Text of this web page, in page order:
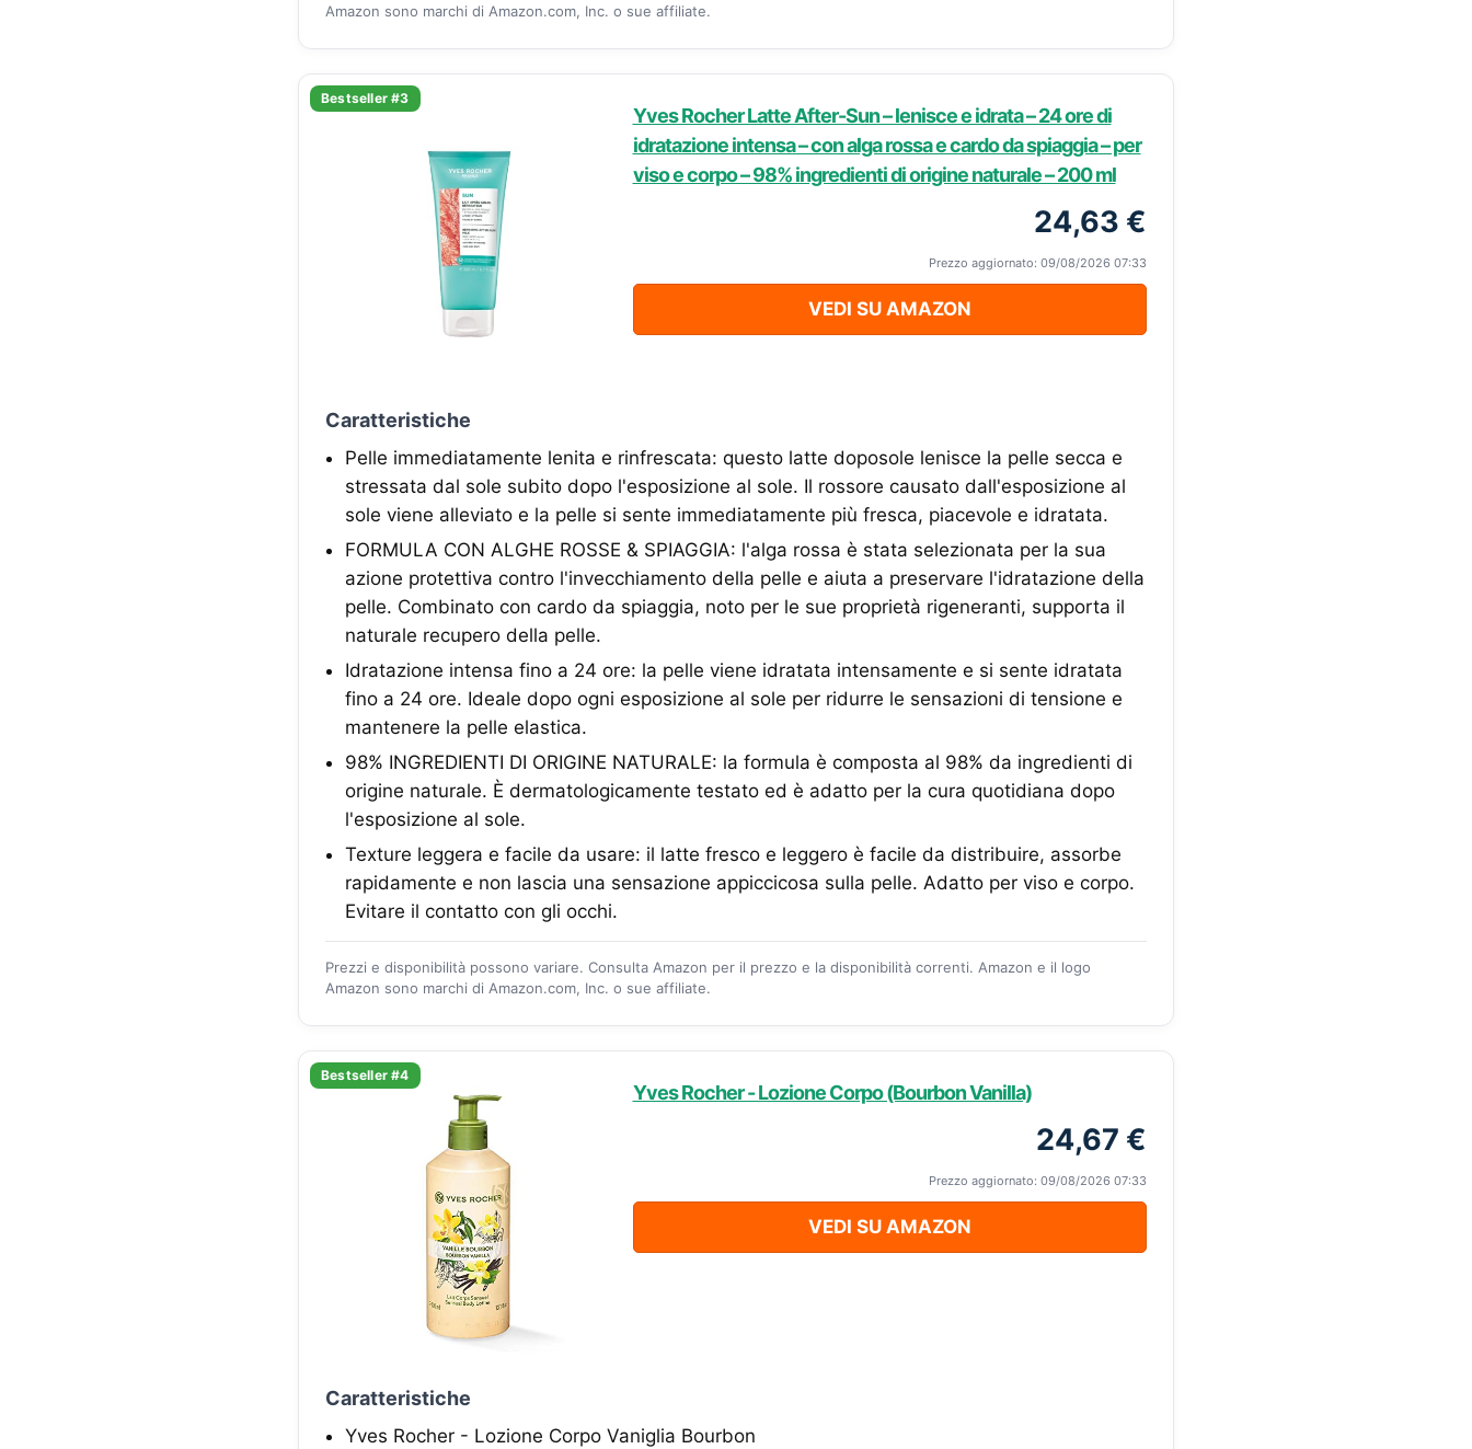
Amazon sono marchi di Amazon.com, Inc. o sue affiliate.
Bestseller #3
Yves Rocher Latte After-Sun – lenisce e idrata – 24 ore di
idratazione intensa – con alga rossa e cardo da spiaggia – per
viso e corpo – 98% ingredienti di origine naturale – 200 ml
24,63 €
Prezzo aggiornato: 09/08/2026 07:33
VEDI SU AMAZON
Caratteristiche
Pelle immediatamente lenita e rinfrescata: questo latte doposole lenisce la pelle secca e
stressata dal sole subito dopo l'esposizione al sole. Il rossore causato dall'esposizione al
sole viene alleviato e la pelle si sente immediatamente più fresca, piacevole e idratata.
FORMULA CON ALGHE ROSSE & SPIAGGIA: l'alga rossa è stata selezionata per la sua
azione protettiva contro l'invecchiamento della pelle e aiuta a preservare l'idratazione della
pelle. Combinato con cardo da spiaggia, noto per le sue proprietà rigeneranti, supporta il
naturale recupero della pelle.
Idratazione intensa fino a 24 ore: la pelle viene idratata intensamente e si sente idratata
fino a 24 ore. Ideale dopo ogni esposizione al sole per ridurre le sensazioni di tensione e
mantenere la pelle elastica.
98% INGREDIENTI DI ORIGINE NATURALE: la formula è composta al 98% da ingredienti di
origine naturale. È dermatologicamente testato ed è adatto per la cura quotidiana dopo
l'esposizione al sole.
Texture leggera e facile da usare: il latte fresco e leggero è facile da distribuire, assorbe
rapidamente e non lascia una sensazione appiccicosa sulla pelle. Adatto per viso e corpo.
Evitare il contatto con gli occhi.
Prezzi e disponibilità possono variare. Consulta Amazon per il prezzo e la disponibilità correnti. Amazon e il logo
Amazon sono marchi di Amazon.com, Inc. o sue affiliate.
Bestseller #4
Yves Rocher - Lozione Corpo (Bourbon Vanilla)
24,67 €
Prezzo aggiornato: 09/08/2026 07:33
VEDI SU AMAZON
Caratteristiche
Yves Rocher - Lozione Corpo Vaniglia Bourbon